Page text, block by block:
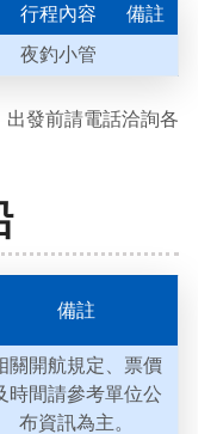
行程內容
備註
夜釣小管
發前請電話洽詢各
備註
關開航規定、票價
時間請參考單位公
布資訊為主。